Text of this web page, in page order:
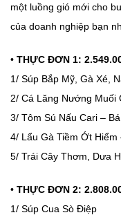
một luồng gió mới cho
của doanh nghiệp bạn
• THỰC ĐƠN 1:
1/ Súp Bắp Mỹ, Gà Xé,
2/ Cá Lăng Nướng Muối
3/ Tôm Sú Nấu Cari –
4/ Lẩu Gà Tiềm Ớt Hiểm
5/ Trái Cây Thơm, Dưa
• THỰC ĐƠN 2:
1/ Súp Cua Sò Điệp